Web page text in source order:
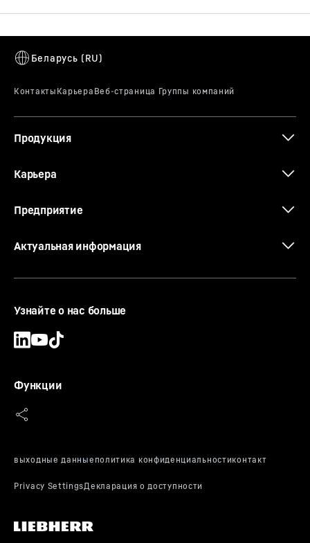
Продукция
Карьера
Предприятие
Актуальная информация
Узнайте о нас больше
Функции